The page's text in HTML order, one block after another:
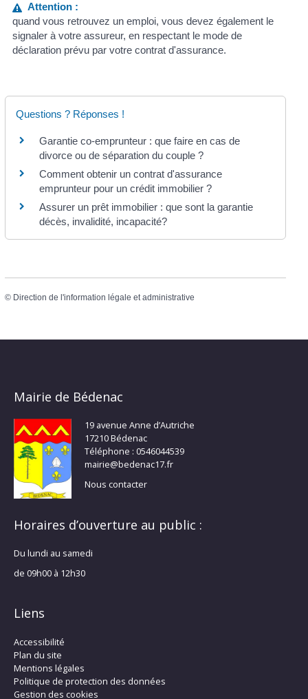
Attention :
quand vous retrouvez un emploi, vous devez également le
signaler à votre assureur, en respectant le mode de
déclaration prévu par votre contrat d'assurance.
Questions ? Réponses !
Garantie co-emprunteur : que faire en cas de
divorce ou de séparation du couple ?
Comment obtenir un contrat d'assurance
emprunteur pour un crédit immobilier ?
Assurer un prêt immobilier : que sont la garantie
décès, invalidité, incapacité?
© Direction de l'information légale et administrative
Mairie de Bédenac
19 avenue Anne d’Autriche
17210 Bédenac
Téléphone : 0546044539
mairie@bedenac17.fr
Nous contacter
Horaires d’ouverture au public :
Du lundi au samedi
de 09h00 à 12h30
Liens
Accessibilité
Plan du site
Mentions légales
Politique de protection des données
Gestion des cookies